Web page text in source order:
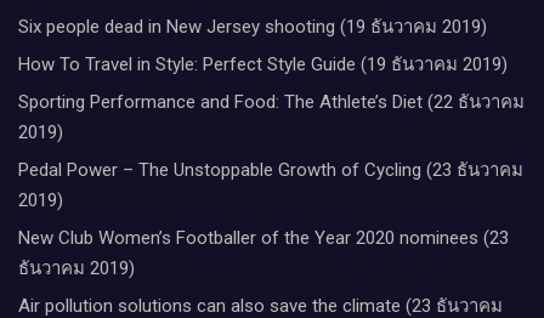
Six people dead in New Jersey shooting (19 ธันวาคม 2019)
How To Travel in Style: Perfect Style Guide (19 ธันวาคม 2019)
Sporting Performance and Food: The Athlete’s Diet (22 ธันวาคม
2019)
Pedal Power – The Unstoppable Growth of Cycling (23 ธันวาคม
2019)
New Club Women’s Footballer of the Year 2020 nominees (23
ธันวาคม 2019)
Air pollution solutions can also save the climate (23 ธันวาคม